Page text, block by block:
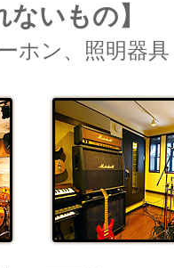
ないもの】
ホン、照明器具